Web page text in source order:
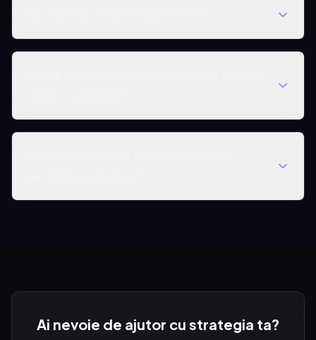
Ai nevoie de ajutor cu strategia ta?